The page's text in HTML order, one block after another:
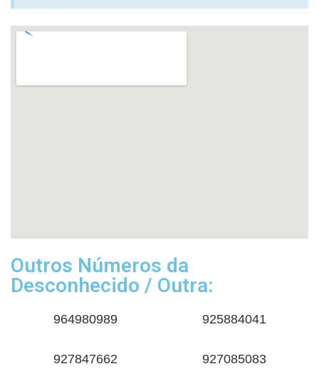
Outros Números da
Desconhecido / Outra:
964980989 925884041
927847662 927085083